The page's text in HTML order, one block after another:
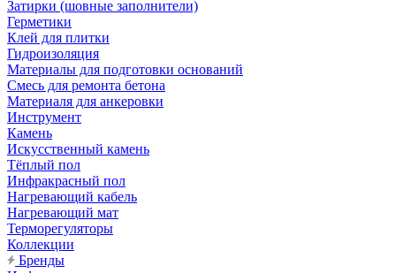
Затирки (шовные заполнители)
Герметики
Клей для плитки
Гидроизоляция
Материалы для подготовки оснований
Смесь для ремонта бетона
Материаля для анкеровки
Инструмент
Камень
Искусственный камень
Тёплый пол
Инфракрасный пол
Нагревающий кабель
Нагревающий мат
Терморегуляторы
Коллекции
Бренды